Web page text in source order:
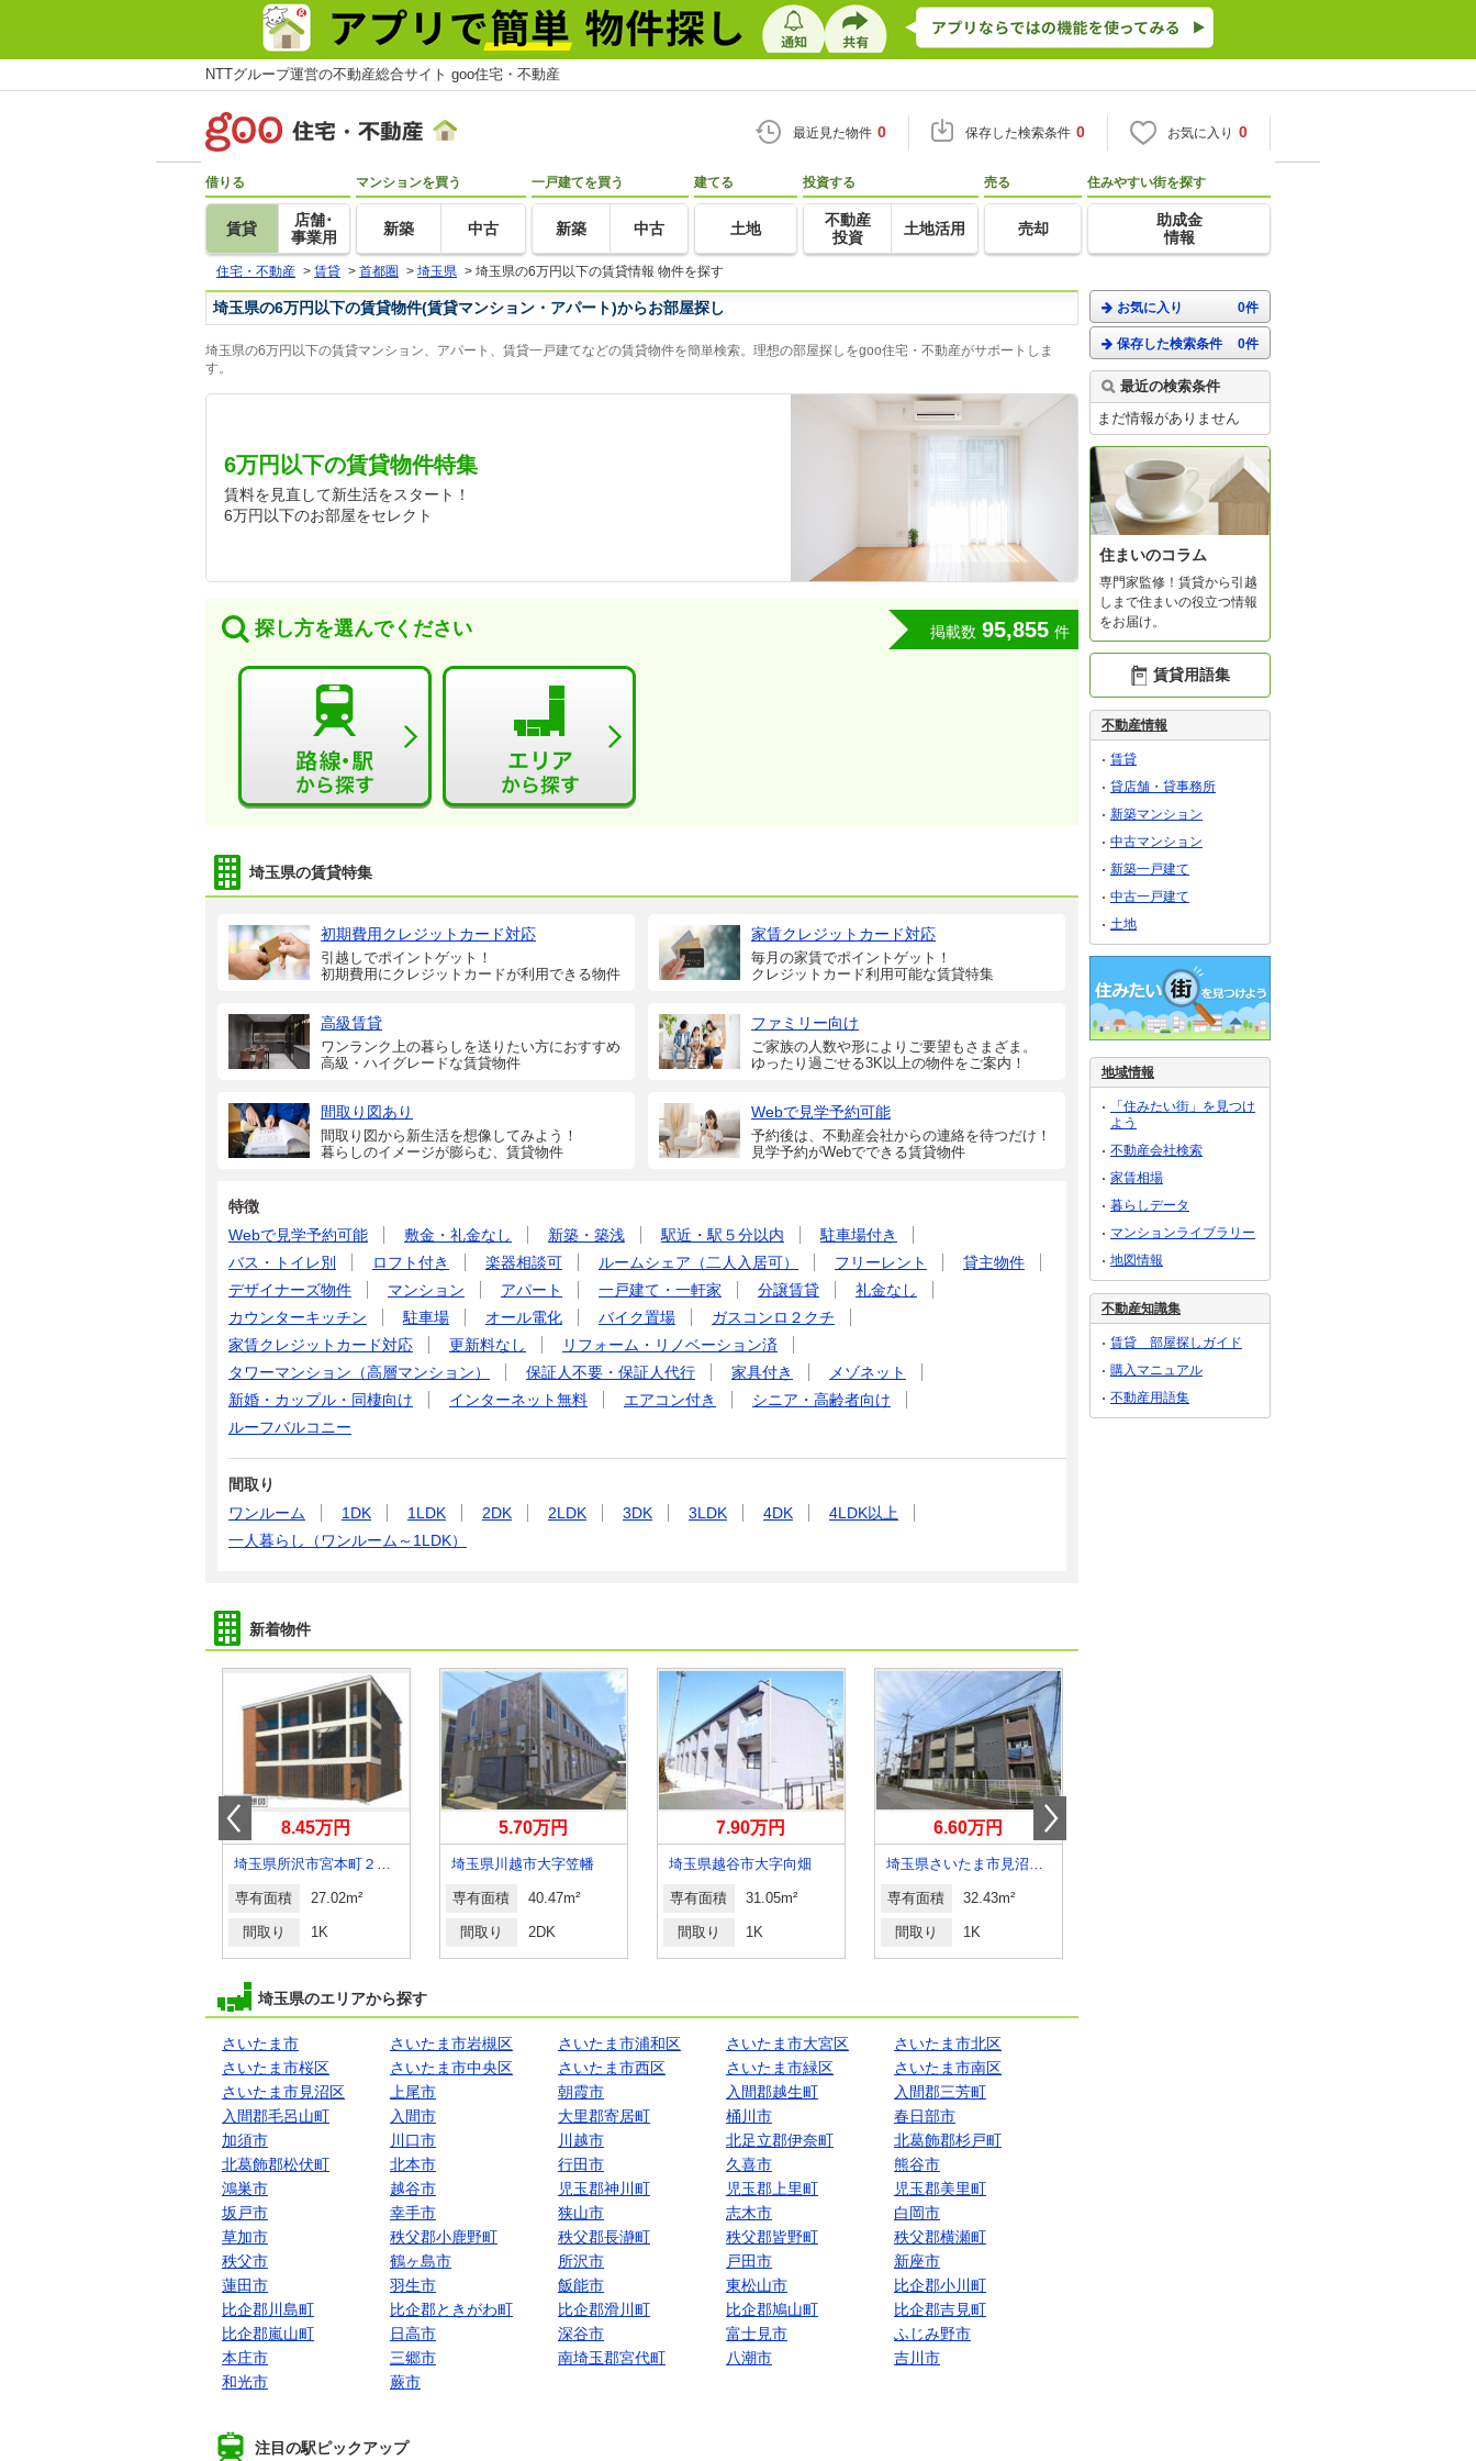
NTTグループ運営の不動産総合サイト goo住宅・不動産
最近見た物件 0 保存した検索条件 0 お気に入り 0
借りる
賃貸
店舗･
事業用
マンションを買う
新築 中古
一戸建てを買う
新築 中古
建てる
土地
投資する
不動産
投資
土地活用
売る
売却
住みやすい街を探す
助成金
情報
住宅・不動産 > 賃貸 > 首都圏 > 埼玉県 > 埼玉県の6万円以下の賃貸情報 物件を探す
埼玉県の6万円以下の賃貸物件(賃貸マンション・アパート)からお部屋探し
埼玉県の6万円以下の賃貸マンション、アパート、賃貸一戸建てなどの賃貸物件を簡単検索。理想の部屋探しをgoo住宅・不動産がサポートしま
す。
6万円以下の賃貸物件特集
賃料を見直して新生活をスタート！
6万円以下のお部屋をセレクト
探し方を選んでください 掲載数 95,855 件
埼玉県の賃貸特集
初期費用クレジットカード対応
引越しでポイントゲット！
初期費用にクレジットカードが利用できる物件
家賃クレジットカード対応
毎月の家賃でポイントゲット！
クレジットカード利用可能な賃貸特集
高級賃貸
ワンランク上の暮らしを送りたい方におすすめ
高級・ハイグレードな賃貸物件
ファミリー向け
ご家族の人数や形によりご要望もさまざま。
ゆったり過ごせる3K以上の物件をご案内！
間取り図あり
間取り図から新生活を想像してみよう！
暮らしのイメージが膨らむ、賃貸物件
Webで見学予約可能
予約後は、不動産会社からの連絡を待つだけ！
見学予約がWebでできる賃貸物件
特徴
Webで見学予約可能
敷金・礼金なし 新築・築浅 駅近・駅５分以内
駐車場付き
バス・トイレ別
ロフト付き 楽器相談可 ルームシェア（二人入居可） フリーレント
貸主物件
デザイナーズ物件
マンション アパート 一戸建て・一軒家 分譲賃貸
礼金なし
カウンターキッチン
駐車場 オール電化 バイク置場
ガスコンロ２クチ
家賃クレジットカード対応
更新料なし
リフォーム・リノベーション済
タワーマンション（高層マンション）
保証人不要・保証人代行 家具付き
メゾネット
新婚・カップル・同棲向け
インターネット無料 エアコン付き
シニア・高齢者向け
ルーフバルコニー
間取り
ワンルーム
1DK 1LDK 2DK 2LDK 3DK 3LDK 4DK
4LDK以上
一人暮らし（ワンルーム～1LDK）
新着物件
8.45万円
埼玉県所沢市宮本町２丁目
専有面積 27.02m²
間取り 1K
5.70万円
埼玉県川越市大字笠幡
専有面積 40.47m²
間取り 2DK
7.90万円
埼玉県越谷市大字向畑
専有面積 31.05m²
間取り 1K
6.60万円
埼玉県さいたま市見沼区丸ヶ崎町
専有面積 32.43m²
間取り 1K
埼玉県のエリアから探す
さいたま市 さいたま市岩槻区 さいたま市浦和区 さいたま市大宮区
さいたま市北区
さいたま市桜区
さいたま市中央区 さいたま市西区 さいたま市緑区
さいたま市南区
さいたま市見沼区
上尾市 朝霞市 入間郡越生町
入間郡三芳町
入間郡毛呂山町
入間市 大里郡寄居町 桶川市
春日部市
加須市
川口市 川越市 北足立郡伊奈町
北葛飾郡杉戸町
北葛飾郡松伏町
北本市 行田市 久喜市
熊谷市
鴻巣市
越谷市 児玉郡神川町 児玉郡上里町
児玉郡美里町
坂戸市
幸手市 狭山市 志木市
白岡市
草加市
秩父郡小鹿野町 秩父郡長瀞町 秩父郡皆野町
秩父郡横瀬町
秩父市
鶴ヶ島市 所沢市 戸田市
新座市
蓮田市
羽生市 飯能市 東松山市
比企郡小川町
比企郡川島町
比企郡ときがわ町 比企郡滑川町 比企郡鳩山町
比企郡吉見町
比企郡嵐山町
日高市 深谷市 富士見市
ふじみ野市
本庄市
三郷市 南埼玉郡宮代町 八潮市
吉川市
和光市
蕨市
注目の駅ピックアップ
お気に入り 0件
保存した検索条件 0件
最近の検索条件
まだ情報がありません
住まいのコラム
専門家監修！賃貸から引越
しまで住まいの役立つ情報
をお届け。
賃貸用語集
不動産情報
賃貸
貸店舗・貸事務所
新築マンション
中古マンション
新築一戸建て
中古一戸建て
土地
地域情報
「住みたい街」を見つけ
よう
不動産会社検索
家賃相場
暮らしデータ
マンションライブラリー
地図情報
不動産知識集
賃貸 部屋探しガイド
購入マニュアル
不動産用語集